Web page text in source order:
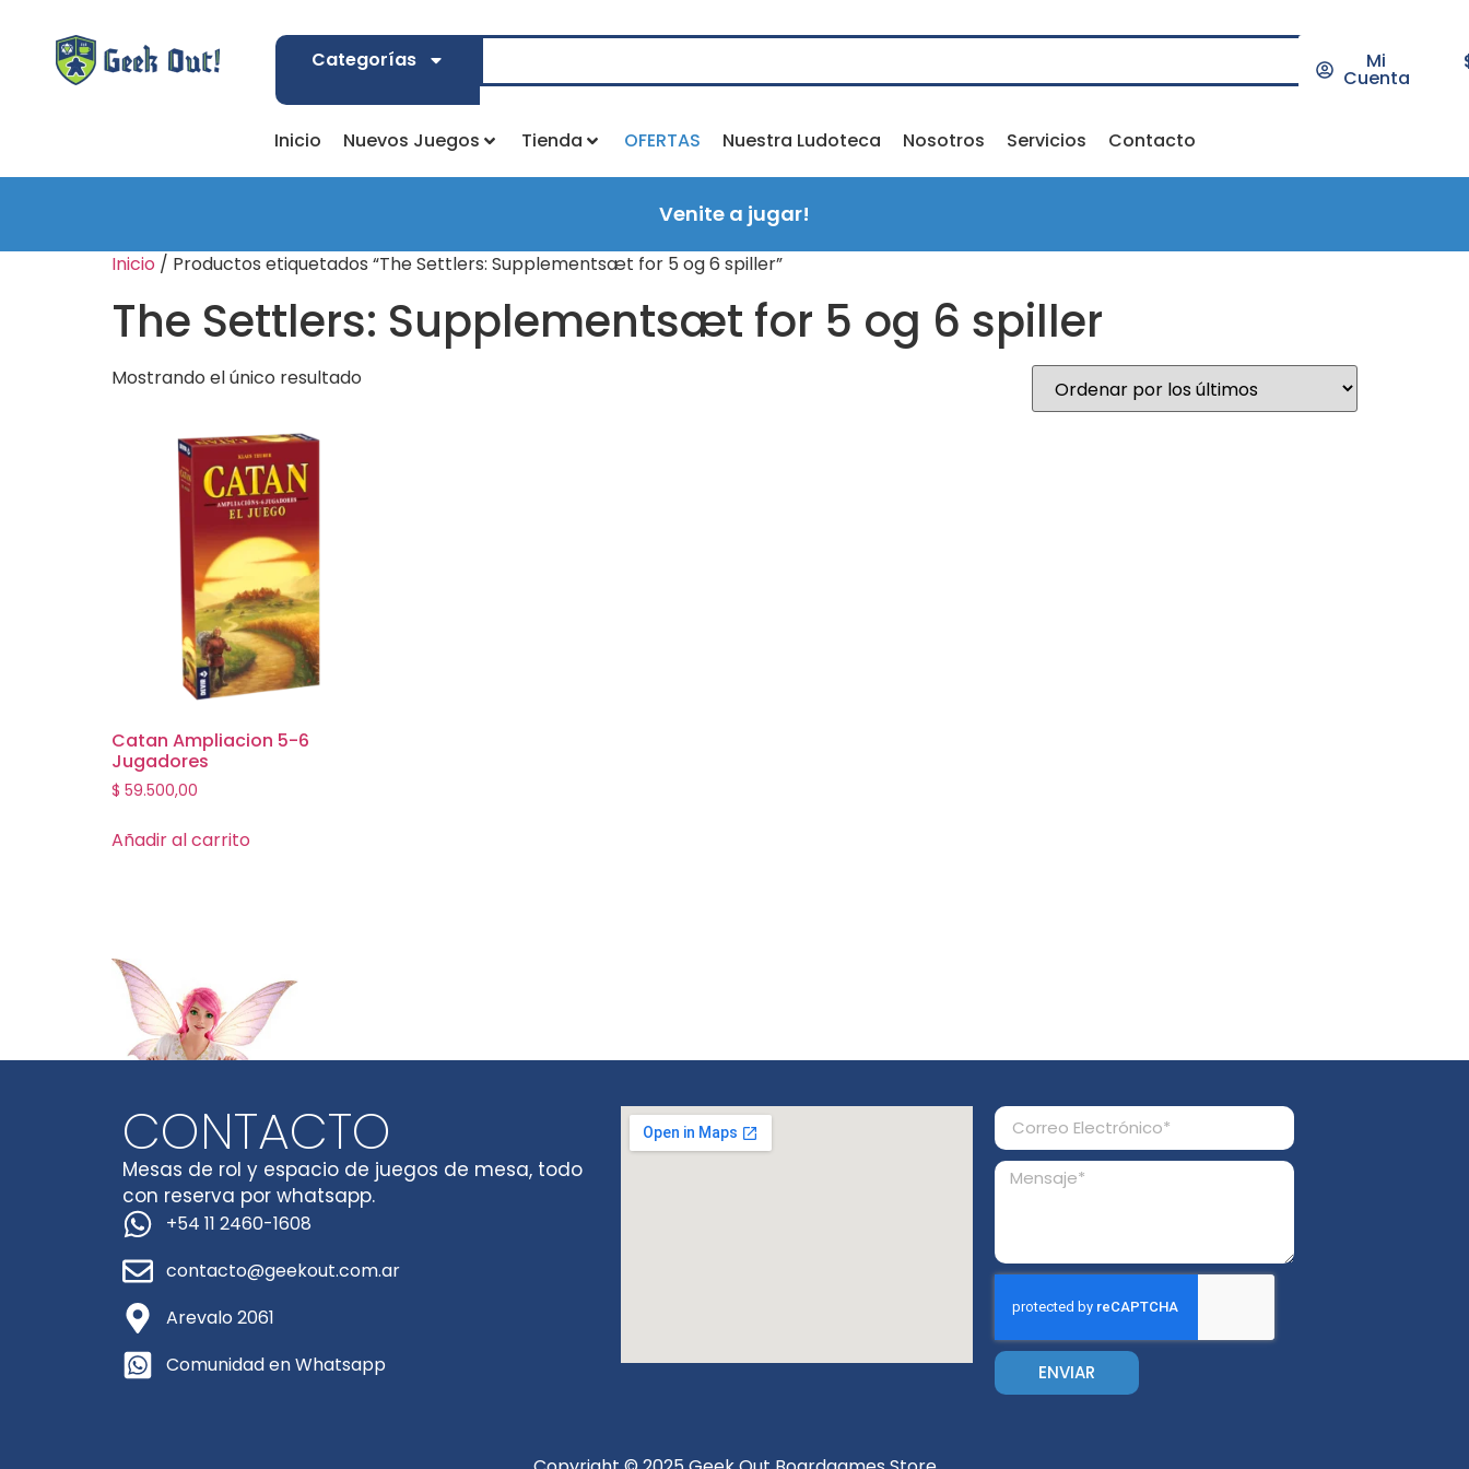
Categorías Mi
Cuenta
Inicio Nuevos Juegos Tienda OFERTAS Nuestra Ludoteca Nosotros Servicios Contacto
Venite a jugar!
Inicio / Productos etiquetados “The Settlers: Supplementsæt for 5 og 6 spiller”
The Settlers: Supplementsæt for 5 og 6 spiller
Mostrando el único resultado
Catan Ampliacion 5-6
Jugadores
$ 59.500,00
Añadir al carrito
CONTACTO
Mesas de rol y espacio de juegos de mesa, todo
con reserva por whatsapp.
+54 11 2460-1608
contacto@geekout.com.ar
Arevalo 2061
Comunidad en Whatsapp
ENVIAR